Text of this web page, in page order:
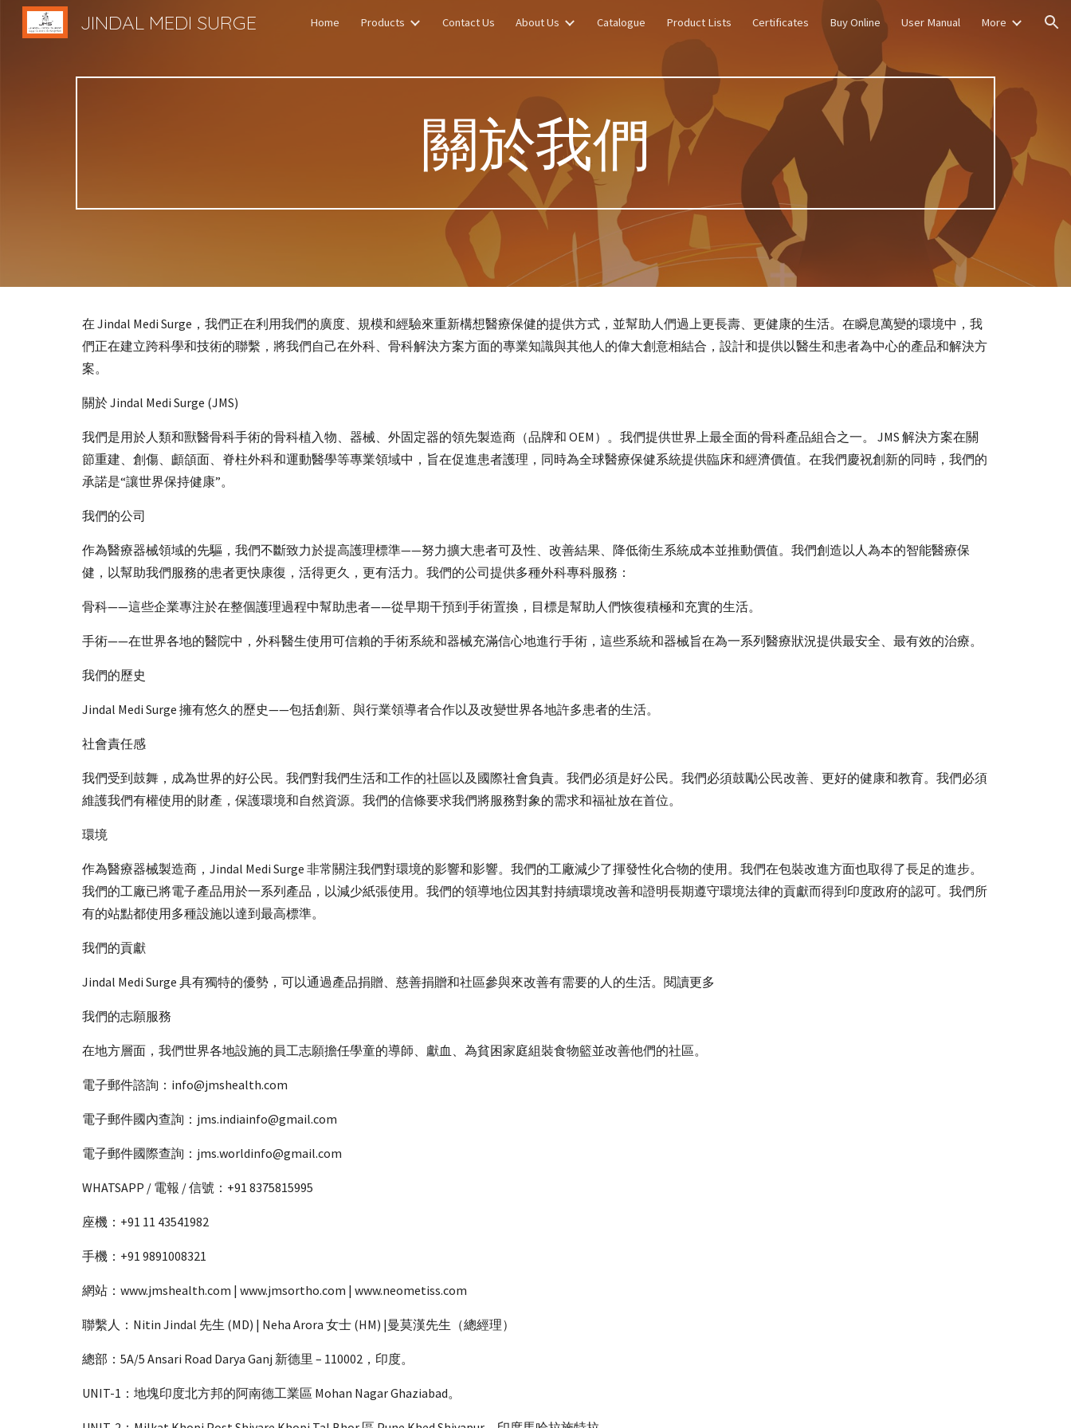
Skip to main content Skip to navigation
JINDAL MEDI SURGE Home Products Contact Us About Us Catalogue Product Lists Certificates Buy Online User Manual More
關於我們
在 Jindal Medi Surge，我們正在利用我們的廣度、規模和經驗來重新構想醫療保健的提供方式，並幫助人們過上更長壽、更健康的生活。在瞬息萬變的環境中，我
們正在建立跨科學和技術的聯繫，將我們自己在外科、骨科解決方案方面的專業知識與其他人的偉大創意相結合，設計和提供以醫生和患者為中心的產品和解決方
案。
關於 Jindal Medi Surge (JMS)
我們是用於人類和獸醫骨科手術的骨科植入物、器械、外固定器的領先製造商（品牌和 OEM）。我們提供世界上最全面的骨科產品組合之一。 JMS 解決方案在關
節重建、創傷、顱頜面、脊柱外科和運動醫學等專業領域中，旨在促進患者護理，同時為全球醫療保健系統提供臨床和經濟價值。在我們慶祝創新的同時，我們的
承諾是“讓世界保持健康”。
我們的公司
作為醫療器械領域的先驅，我們不斷致力於提高護理標準——努力擴大患者可及性、改善結果、降低衛生系統成本並推動價值。我們創造以人為本的智能醫療保
健，以幫助我們服務的患者更快康復，活得更久，更有活力。我們的公司提供多種外科專科服務：
骨科——這些企業專注於在整個護理過程中幫助患者——從早期干預到手術置換，目標是幫助人們恢復積極和充實的生活。
手術——在世界各地的醫院中，外科醫生使用可信賴的手術系統和器械充滿信心地進行手術，這些系統和器械旨在為一系列醫療狀況提供最安全、最有效的治療。
我們的歷史
Jindal Medi Surge 擁有悠久的歷史——包括創新、與行業領導者合作以及改變世界各地許多患者的生活。
社會責任感
我們受到鼓舞，成為世界的好公民。我們對我們生活和工作的社區以及國際社會負責。我們必須是好公民。我們必須鼓勵公民改善、更好的健康和教育。我們必須
維護我們有權使用的財產，保護環境和自然資源。我們的信條要求我們將服務對象的需求和福祉放在首位。
環境
作為醫療器械製造商，Jindal Medi Surge 非常關注我們對環境的影響和影響。我們的工廠減少了揮發性化合物的使用。我們在包裝改進方面也取得了長足的進步。
我們的工廠已將電子產品用於一系列產品，以減少紙張使用。我們的領導地位因其對持續環境改善和證明長期遵守環境法律的貢獻而得到印度政府的認可。我們所
有的站點都使用多種設施以達到最高標準。
我們的貢獻
Jindal Medi Surge 具有獨特的優勢，可以通過產品捐贈、慈善捐贈和社區參與來改善有需要的人的生活。閱讀更多
我們的志願服務
在地方層面，我們世界各地設施的員工志願擔任學童的導師、獻血、為貧困家庭組裝食物籃並改善他們的社區。
電子郵件諮詢：info@jmshealth.com
電子郵件國內查詢：jms.indiainfo@gmail.com
電子郵件國際查詢：jms.worldinfo@gmail.com
WHATSAPP / 電報 / 信號：+91 8375815995
座機：+91 11 43541982
手機：+91 9891008321
網站：www.jmshealth.com | www.jmsortho.com | www.neometiss.com
聯繫人：Nitin Jindal 先生 (MD) | Neha Arora 女士 (HM) |曼莫漢先生（總經理）
總部：5A/5 Ansari Road Darya Ganj 新德里 – 110002，印度。
UNIT-1：地塊印度北方邦的阿南德工業區 Mohan Nagar Ghaziabad。